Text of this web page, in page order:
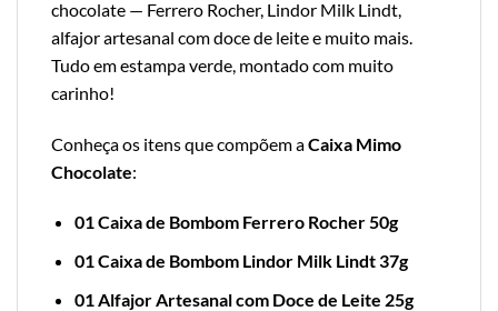
chocolate — Ferrero Rocher, Lindor Milk Lindt,
alfajor artesanal com doce de leite e muito mais.
Tudo em estampa verde, montado com muito
carinho!
Conheça os itens que compõem aCaixa Mimo
Chocolate:
01 Caixa de Bombom Ferrero Rocher 50g
01 Caixa de Bombom Lindor Milk Lindt 37g
01 Alfajor Artesanal com Doce de Leite 25g